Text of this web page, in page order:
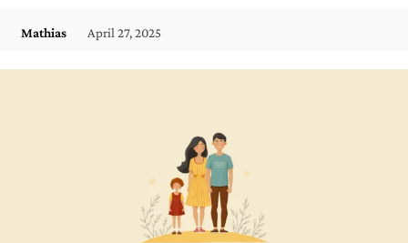
Mathias April 27, 2025